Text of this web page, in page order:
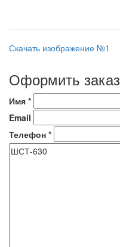
Скачать изображение №1
Оформить заказ
Имя *
Email
Телефон *